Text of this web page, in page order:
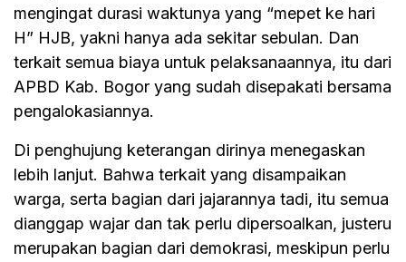
mengingat durasi waktunya yang “mepet ke hari
H” HJB, yakni hanya ada sekitar sebulan. Dan
terkait semua biaya untuk pelaksanaannya, itu dari
APBD Kab. Bogor yang sudah disepakati bersama
pengalokasiannya.
Di penghujung keterangan dirinya menegaskan
lebih lanjut. Bahwa terkait yang disampaikan
warga, serta bagian dari jajarannya tadi, itu semua
dianggap wajar dan tak perlu dipersoalkan, justeru
merupakan bagian dari demokrasi, meskipun perlu